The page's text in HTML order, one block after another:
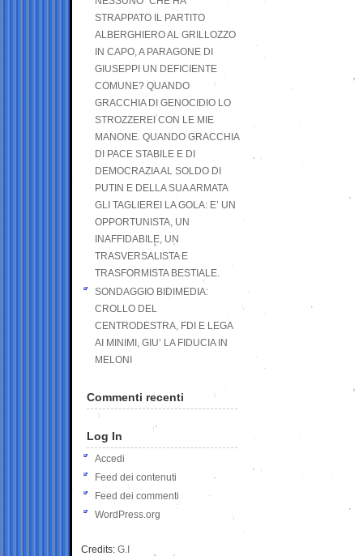
STRAPPATO IL PARTITO
ALBERGHIERO AL GRILLOZZO
IN CAPO, A PARAGONE DI
GIUSEPPI UN DEFICIENTE
COMUNE? QUANDO
GRACCHIA DI GENOCIDIO LO
STROZZEREI CON LE MIE
MANONE. QUANDO GRACCHIA
DI PACE STABILE E DI
DEMOCRAZIA AL SOLDO DI
PUTIN E DELLA SUA ARMATA
GLI TAGLIEREI LA GOLA: E’ UN
OPPORTUNISTA, UN
INAFFIDABILE, UN
TRASVERSALISTA E
TRASFORMISTA BESTIALE.
SONDAGGIO BIDIMEDIA:
CROLLO DEL
CENTRODESTRA, FDI E LEGA
AI MINIMI, GIU’ LA FIDUCIA IN
MELONI
Commenti recenti
Log In
Accedi
Feed dei contenuti
Feed dei commenti
WordPress.org
Credits: G.I